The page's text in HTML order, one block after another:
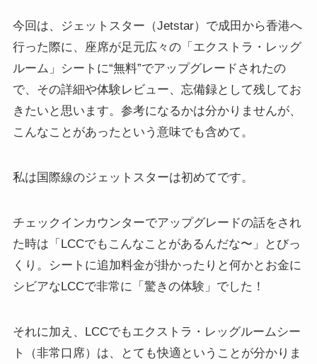
今回は、ジェットスター（Jetstar）で成田から香港へ
行った際に、 座席が足元広々の「エクストラ・レッグ
ルーム」シートに“無料”でアップグレードされたの
で、その詳細や体験レビュー、忘備録として残してお
きたいと思います。参考になるかは分かりませんが、
こんなことがあったという意味でも含めて。
私は国際線のジェットスターは初めてです。
チェックインカウンターでアップグレードの話をされ
た時は「LCCでもこんなことがあるんだな〜」とびっ
くり。シートに追加料金が掛かったりと何かとお金に
シビアなLCCで非常に「驚きの体験」でした！
それに加え、LCCでもエクストラ・レッグルームシー
ト（非常口席）は、とても快適ということが分かりま